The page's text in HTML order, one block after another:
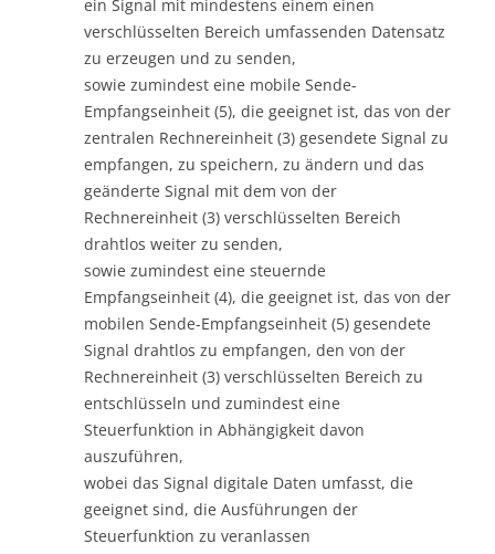
ein Signal mit mindestens einem einen
verschlüsselten Bereich umfassenden Datensatz
zu erzeugen und zu senden,
sowie zumindest eine mobile Sende-
Empfangseinheit (5), die geeignet ist, das von der
zentralen Rechnereinheit (3) gesendete Signal zu
empfangen, zu speichern, zu ändern und das
geänderte Signal mit dem von der
Rechnereinheit (3) verschlüsselten Bereich
drahtlos weiter zu senden,
sowie zumindest eine steuernde
Empfangseinheit (4), die geeignet ist, das von der
mobilen Sende-Empfangseinheit (5) gesendete
Signal drahtlos zu empfangen, den von der
Rechnereinheit (3) verschlüsselten Bereich zu
entschlüsseln und zumindest eine
Steuerfunktion in Abhängigkeit davon
auszuführen,
wobei das Signal digitale Daten umfasst, die
geeignet sind, die Ausführungen der
Steuerfunktion zu veranlassen